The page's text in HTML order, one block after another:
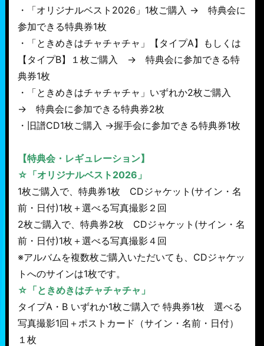
・「オリジナルベスト2026」1枚ご購入 → 特典会に
参加できる特典券1枚
・「ときめきはチャチャチャ」【タイプA】もしくは
【タイプB】１枚ご購入 → 特典会に参加できる特
典券1枚
・「ときめきはチャチャチャ」いずれか2枚ご購入
→ 特典会に参加できる特典券2枚
・旧譜CD1枚ご購入 →握手会に参加できる特典券1枚
【特典会・レギュレーション】
☆「オリジナルベスト2026」
1枚ご購入で、特典券1枚 CDジャケット(サイン・名
前・日付)1枚＋選べる写真撮影２回
2枚ご購入で、特典券2枚 CDジャケット(サイン・名
前・日付)1枚＋選べる写真撮影４回
※アルバムを複数枚ご購入いただいても、CDジャケッ
トへのサインは1枚です。
☆「ときめきはチャチャチャ」
タイプA・B いずれか1枚ご購入で 特典券1枚 選べる
写真撮影1回＋ポストカード（サイン・名前・日付）
１枚